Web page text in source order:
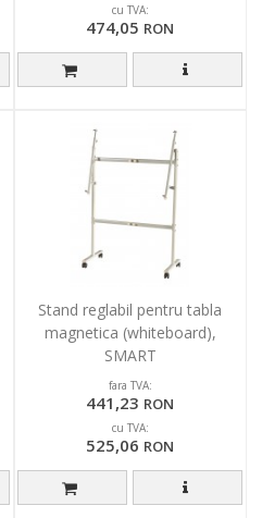
cu TVA:
474,05 RON
Stand reglabil pentru tabla
magnetica (whiteboard),
SMART
fara TVA:
441,23 RON
cu TVA:
525,06 RON